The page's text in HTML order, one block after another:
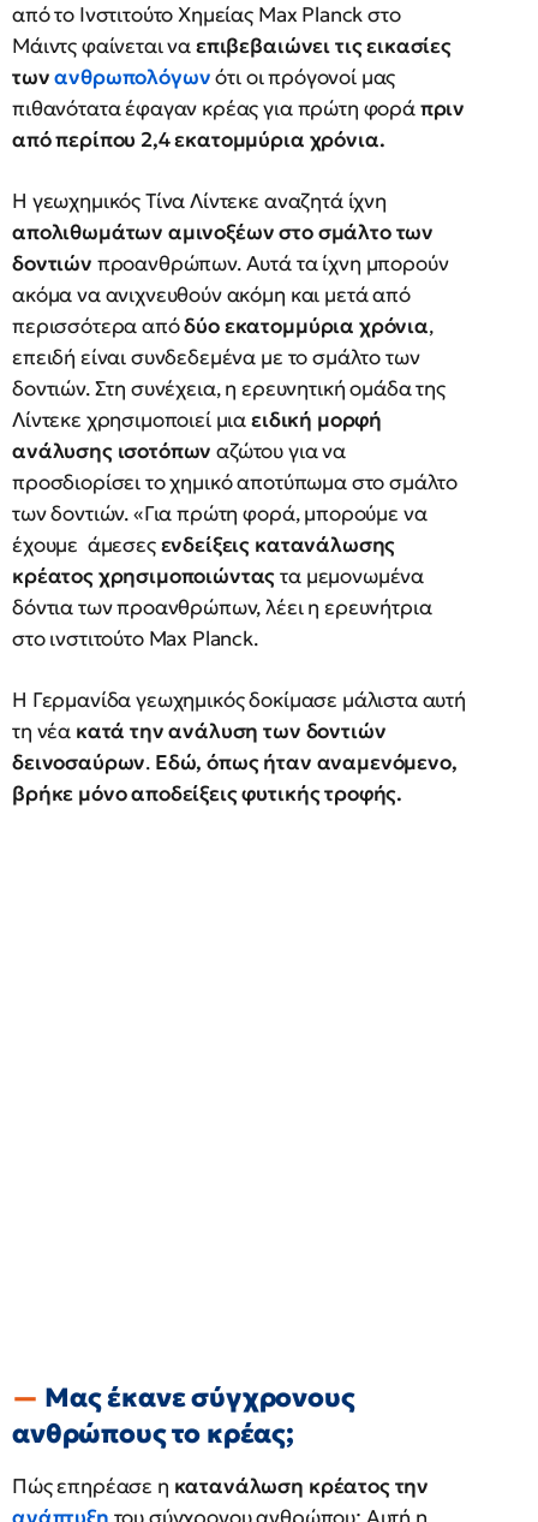
από το Ινστιτούτο Χημείας Max Planck στο
Μάιντς φαίνεται ναεπιβεβαιώνει τις εικασίες
τωνανθρωπολόγωνότι οι πρόγονοί μας
πιθανότατα έφαγαν κρέας για πρώτη φοράπριν
από περίπου 2,4 εκατομμύρια χρόνια.
Η γεωχημικός Τίνα Λίντεκε αναζητά ίχνη
απολιθωμάτων αμινοξέων στο σμάλτο των
δοντιών προανθρώπων. Αυτά τα ίχνη μπορούν
ακόμα να ανιχνευθούν ακόμη και μετά από
περισσότερα απόδύο εκατομμύρια χρόνια,
επειδή είναι συνδεδεμένα με το σμάλτο των
δοντιών. Στη συνέχεια, η ερευνητική ομάδα της
Λίντεκε χρησιμοποιεί μιαειδική μορφή
ανάλυσης ισοτόπων αζώτου για να
προσδιορίσει το χημικό αποτύπωμα στο σμάλτο
των δοντιών. «Για πρώτη φορά, μπορούμε να
έχουμε άμεσεςενδείξεις κατανάλωσης
κρέατος χρησιμοποιώνταςτα μεμονωμένα
δόντια των προανθρώπων, λέει η ερευνήτρια
στο ινστιτούτο Max Planck.
Η Γερμανίδα γεωχημικός δοκίμασε μάλιστα αυτή
τη νέα κατά την ανάλυση των δοντιών
δεινοσαύρων. Εδώ, όπως ήταν αναμενόμενο,
βρήκε μόνο αποδείξεις φυτικής τροφής.
Μας έκανε σύγχρονους
ανθρώπους το κρέας;
Πώς επηρέασε η κατανάλωση κρέατος την